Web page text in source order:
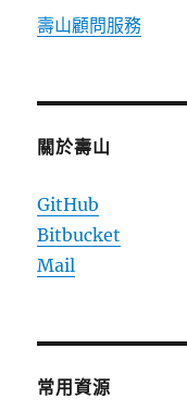
壽山顧問服務
關於壽山
GitHub
Bitbucket
Mail
常用資源